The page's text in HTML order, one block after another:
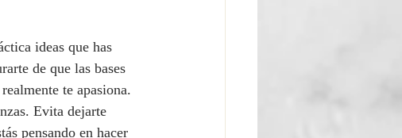
ideas que has
de que las bases
te apasiona.
Evita dejarte